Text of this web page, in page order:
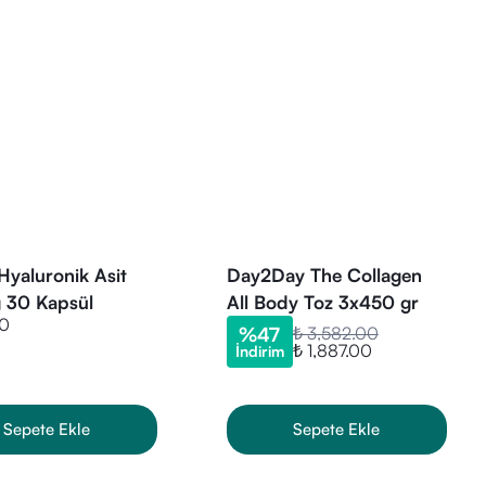
uygun fiyatlarla
Asit
30 Kapsül
Sepete Ekle
Day2Day The Collagen
All Body Toz 3x450 gr
%47
İndirim
₺ 3,582.00
₺ 1,887.00
Sepete Ekle